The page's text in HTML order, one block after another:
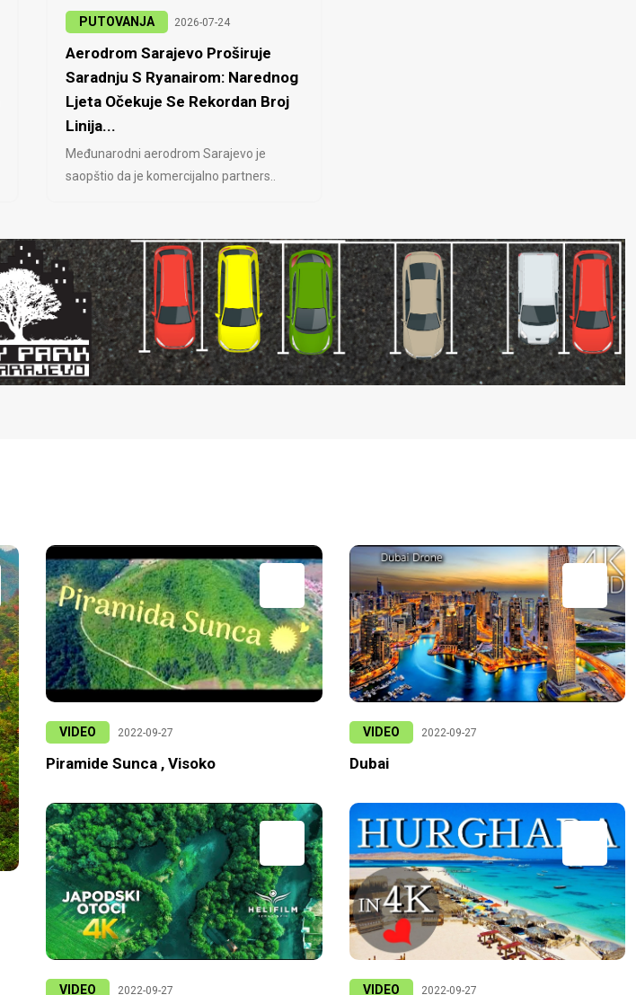
PUTOVANJA 2026-07-24
Aerodrom Sarajevo Proširuje
Saradnju S Ryanairom: Narednog
Ljeta Očekuje Se Rekordan Broj
Linija...
Međunarodni aerodrom Sarajevo je
saopštio da je komercijalno partners..
VIDEO 2022-09-27
Piramide Sunca , Visoko
VIDEO 2022-09-27
VIDEO 2022-09-27
Dubai
VIDEO 2022-09-27